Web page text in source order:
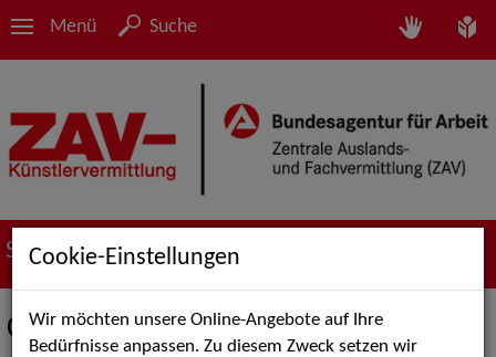
Menü Suche
Suche nach Künstler*innen
Cagla T.
Cookie-Einstellungen
Wir möchten unsere Online-Angebote auf Ihre
Bedürfnisse anpassen. Zu diesem Zweck setzen wir